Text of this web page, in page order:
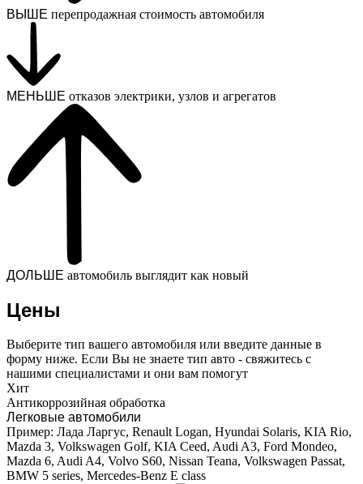
ВЫШЕ перепродажная стоимость автомобиля
МЕНЬШЕ отказов электрики, узлов и агрегатов
ДОЛЬШЕ автомобиль выглядит как новый
Цены
Выберите тип вашего автомобиля или введите данные в
форму ниже. Если Вы не знаете тип авто - свяжитесь с
нашими специалистами и они вам помогут
Хит
Антикоррозийная обработка
Легковые автомобили
Пример: Лада Ларгус, Renault Logan, Hyundai Solaris, KIA Rio,
Mazda 3, Volkswagen Golf, KIA Ceed, Audi A3, Ford Mondeo,
Mazda 6, Audi A4, Volvo S60, Nissan Teana, Volkswagen Passat,
BMW 5 series, Mercedes-Benz E class